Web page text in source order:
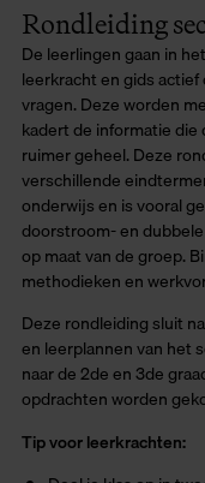
Rondleiding
De leerlingen gaan in
leerkracht en gids
vragen. Deze worden
kadert de informatie die
ruimer geheel. Deze
verschillende
onderwijs en is vooral
doorstroom- en
op maat van de groep.
methodieken en
Deze rondleiding sluit
en leerplannen van het
naar de 2de en 3de
opdrachten worden
Tip voor leerkrachten: